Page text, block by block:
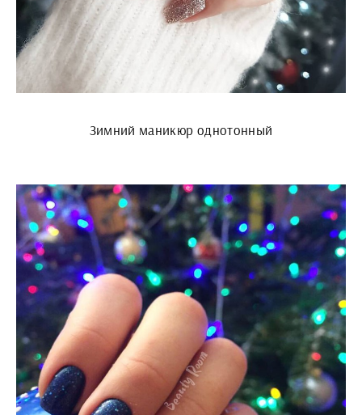
Зимний маникюр однотонный